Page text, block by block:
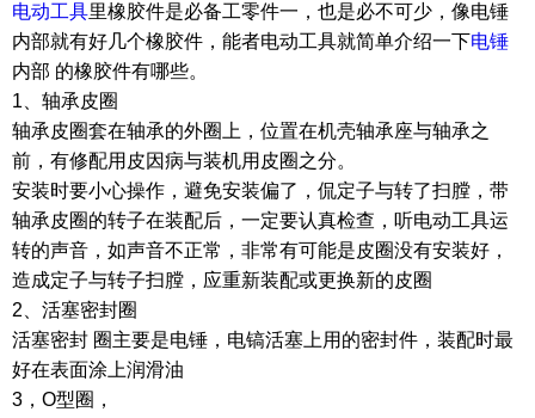
电动工具里橡胶件是必备工零件一，也是必不可少，像电锤
内部就有好几个橡胶件，能者电动工具就简单介绍一下电锤
内部 的橡胶件有哪些。
1、轴承皮圈
轴承皮圈套在轴承的外圈上，位置在机壳轴承座与轴承之
前，有修配用皮因病与装机用皮圈之分。
安装时要小心操作，避免安装偏了，侃定子与转了扫膛，带
轴承皮圈的转子在装配后，一定要认真检查，听电动工具运
转的声音，如声音不正常，非常有可能是皮圈没有安装好，
造成定子与转子扫膛，应重新装配或更换新的皮圈
2、活塞密封圈
活塞密封 圈主要是电锤，电镐活塞上用的密封件，装配时最
好在表面涂上润滑油
3，O型圈，